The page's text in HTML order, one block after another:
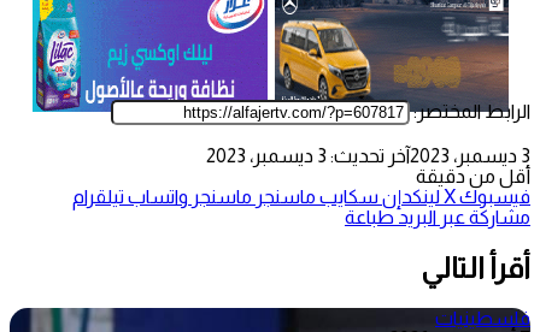
الرابط المختصر:
3 ديسمبر، 2023
آخر تحديث: 3 ديسمبر، 2023
أقل من دقيقة
فيسبوك‫Xلينكدإن سكايب ماسنجر ماسنجر واتساب تيلقرام
مشاركة عبر البريد طباعة
أقرأ التالي
فلسطينيات